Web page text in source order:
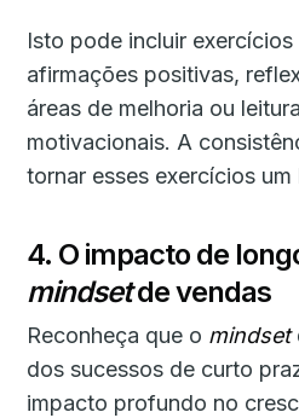
Isto pode incluir
afirmações positivas,
áreas de melhoria ou
motivacionais. A
tornar esses exercícios um
4. O impacto de
mindsetde vendas
Reconheça que o mindset
dos sucessos de curto
impacto profundo no